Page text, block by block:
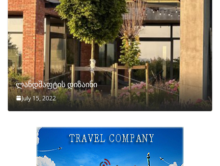
ლანდშაფტის დიზაინი
July 15, 2022